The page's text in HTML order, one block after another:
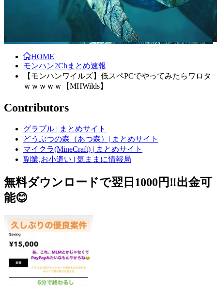
HOME
モンハン2Chまとめ速報
【モンハンワイルズ】低スペPCでやってみたらワロタ
ｗｗｗｗｗ【MHWilds】
Contributors
グラブル | まとめサイト
どうぶつの森（あつ森）| まとめサイト
マイクラ(MineCraft) | まとめサイト
副業,お小遣い | 気ままに情報局
無料ダウンロードで翌日1000円‼️出金可
能😊